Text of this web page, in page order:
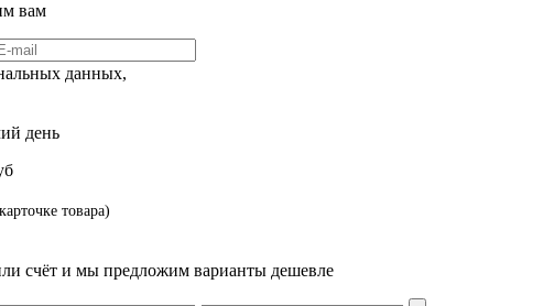
вам
данных,
день
товара)
счёт и мы предложим варианты дешевле